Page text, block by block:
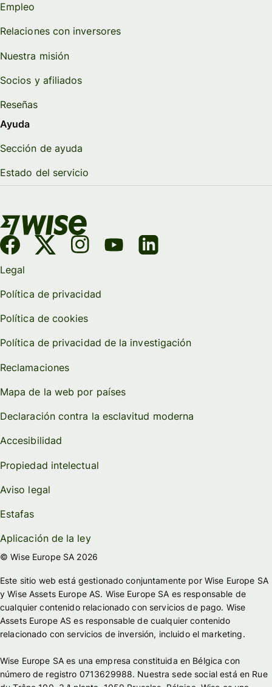
Empleo
Relaciones con inversores
Nuestra misión
Socios y afiliados
Reseñas
Ayuda
Sección de ayuda
Estado del servicio
Legal
Política de privacidad
Política de cookies
Política de privacidad de la investigación
Reclamaciones
Mapa de la web por países
Declaración contra la esclavitud moderna
Accesibilidad
Propiedad intelectual
Aviso legal
Estafas
Aplicación de la ley
© Wise Europe SA 2026
Este sitio web está gestionado conjuntamente por Wise Europe SA
y Wise Assets Europe AS. Wise Europe SA es responsable de
cualquier contenido relacionado con servicios de pago. Wise
Assets Europe AS es responsable de cualquier contenido
relacionado con servicios de inversión, incluido el marketing.
Wise Europe SA es una empresa constituida en Bélgica con
número de registro 0713629988. Nuestra sede social está en Rue